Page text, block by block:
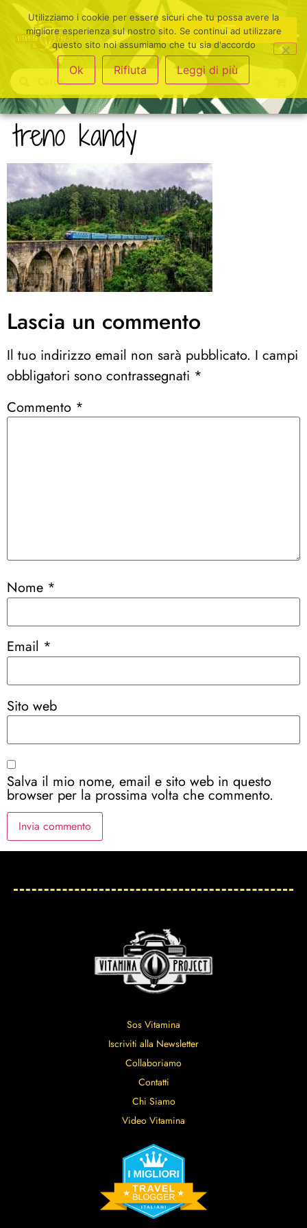
treno kandy
Lascia un commento
Il tuo indirizzo email non sarà pubblicato. I campi
obbligatori sono contrassegnati *
Commento *
Nome *
Email *
Sito web
Salva il mio nome, email e sito web in questo
browser per la prossima volta che commento.
Sos Vitamina
Iscriviti alla Newsletter
Collaboriamo
Contatti
Chi Siamo
Video Vitamina
Utilizziamo i cookie per essere sicuri che tu possa avere la
migliore esperienza sul nostro sito. Se continui ad utilizzare
questo sito noi assumiamo che tu sia d'accordo
Ok Rifiuta Leggi di più